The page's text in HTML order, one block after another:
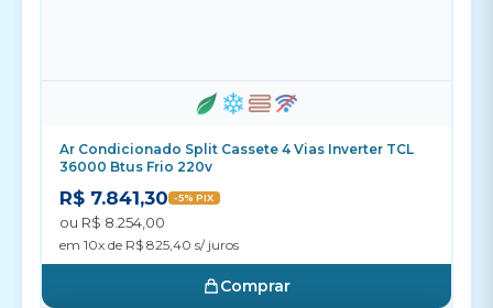
Ar Condicionado Split Cassete 4 Vias Inverter TCL
36000 Btus Frio 220v
R$ 7.841,30 -5% PIX
ou R$ 8.254,00
em 10x de R$ 825,40 s/ juros
Comprar